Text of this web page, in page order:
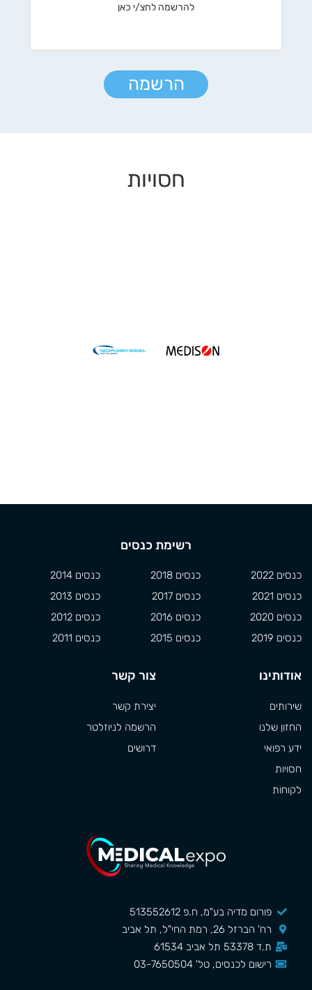
להרשמה לחצ/י כאן
הרשמה
חסויות
פורום מדיה בע"מ, ח.פ 513552612
רח' הברזל 26, רמת החי"ל, תל אביב
ת.ד 53378 תל אביב 61534
רישום לכנסים, טל' 03-7650504
רשימת כנסים
כנסים 2022
כנסים 2021
כנסים 2020
כנסים 2019
כנסים 2018
כנסים 2017
כנסים 2016
כנסים 2015
כנסים 2014
כנסים 2013
כנסים 2012
כנסים 2011
אודותינו
שירותים
החזון שלנו
ידע רפואי
חסויות
לקוחות
צור קשר
יצירת קשר
הרשמה לניוזלטר
דרושים